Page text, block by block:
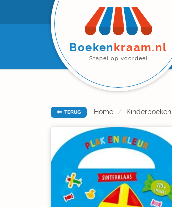
Boekenkraam.nl
Stapel op voordeel
TERUG Home Kinderboeken